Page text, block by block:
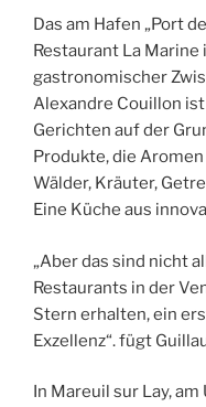
Das am Hafen „Port
Restaurant La
gastronomischer
Alexandre Couillon
Gerichten auf der
Produkte, die Aromen
Wälder, Kräuter,
Eine Küche aus
„Aber das sind nicht
Restaurants in der
Stern erhalten, ein
Exzellenz“. fügt
In Mareuil sur Lay,